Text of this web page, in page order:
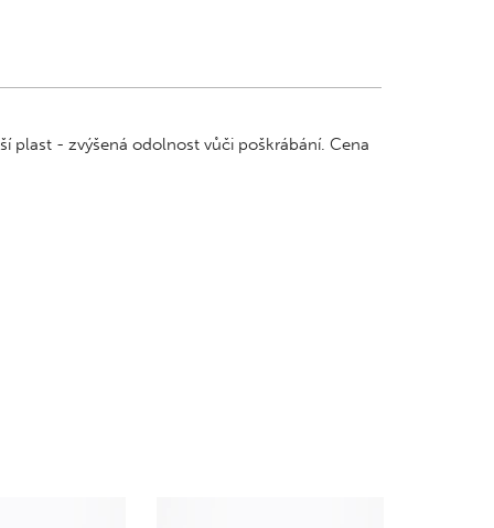
plast - zvýšená odolnost vůči poškrábání. Cena